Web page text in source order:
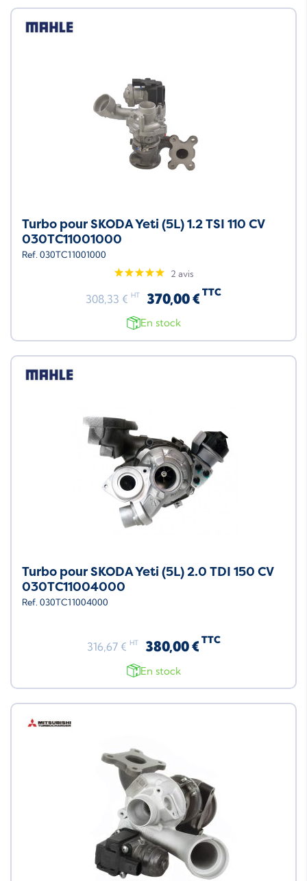
Turbo pour SKODA Yeti (5L) 1.2 TSI 110 CV
030TC11001000
Ref. 030TC11001000
2 avis
308,33 € HT 370,00 € TTC
En stock
Turbo pour SKODA Yeti (5L) 2.0 TDI 150 CV
030TC11004000
Ref. 030TC11004000
316,67 € HT 380,00 € TTC
En stock